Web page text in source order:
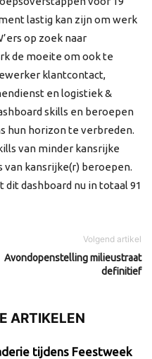
lastig kan zijn om werk
op zoek naar
de moeite om ook te
klantcontact,
en logistiek &
skills en beroepen
hun horizon te verbreden.
van minder kansrijke
kansrijke(r) beroepen.
dashboard nu in totaal 91
Volgend artikel
Avondopenstelling milieustraat
definitief
ARTIKELEN
tijdens Feestweek